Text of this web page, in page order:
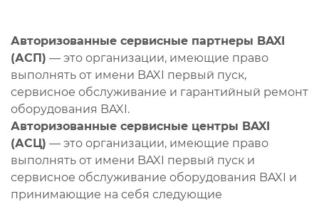
Авторизованные сервисные партнеры BAXI
(АСП) — это организации, имеющие право
выполнять от имени BAXI первый пуск,
сервисное обслуживание и гарантийный ремонт
оборудования BAXI.
Авторизованные сервисные центры BAXI
(АСЦ) — это организации, имеющие право
выполнять от имени BAXI первый пуск и
сервисное обслуживание оборудования BAXI и
принимающие на себя следующие